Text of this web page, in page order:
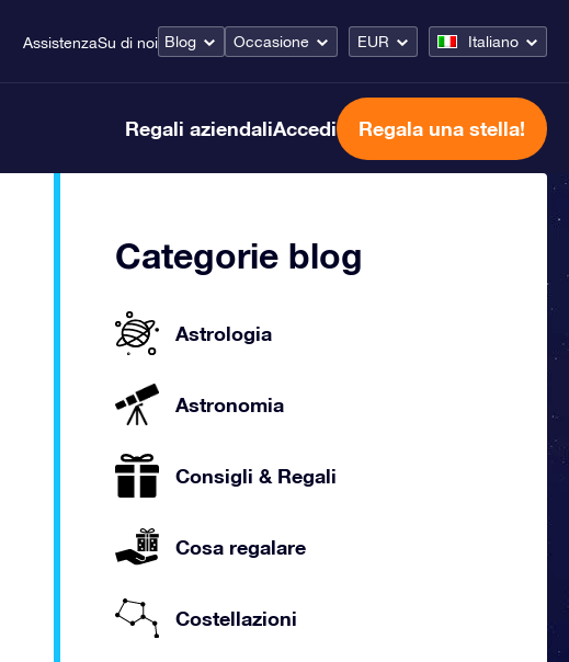
AssistenzaSu di noi Blog Occasione EUR Italiano
Regali aziendaliAccedi Regala una stella!
Categorie blog
Astrologia
Astronomia
Consigli & Regali
Cosa regalare
Costellazioni